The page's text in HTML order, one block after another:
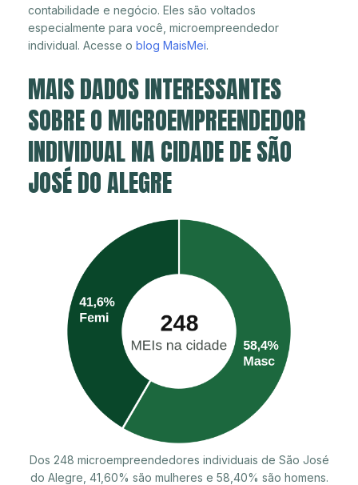
contabilidade e negócio. Eles são voltados
especialmente para você, microempreendedor
individual. Acesse o blog MaisMei.
MAIS DADOS INTERESSANTES
SOBRE O MICROEMPREENDEDOR
INDIVIDUAL NA CIDADE DE SÃO
JOSÉ DO ALEGRE
Dos 248 microempreendedores individuais de São José
do Alegre, 41,60% são mulheres e 58,40% são homens.